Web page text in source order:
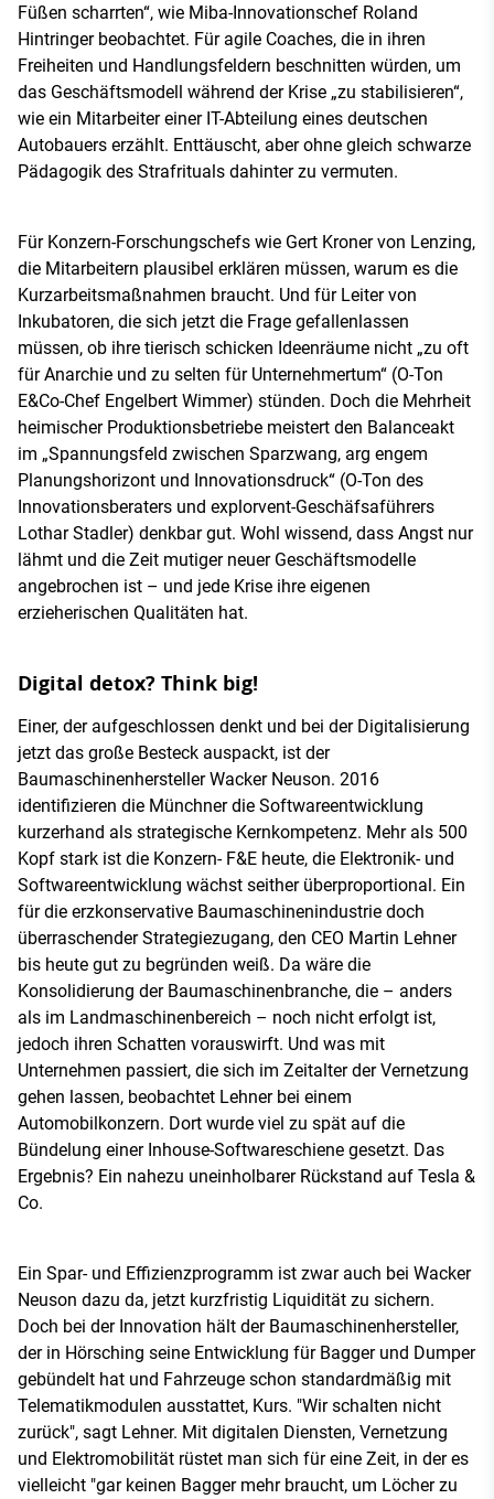
Füßen scharrten“, wie Miba-Innovationschef Roland
Hintringer beobachtet. Für agile Coaches, die in ihren
Freiheiten und Handlungsfeldern beschnitten würden, um
das Geschäftsmodell während der Krise „zu stabilisieren“,
wie ein Mitarbeiter einer IT-Abteilung eines deutschen
Autobauers erzählt. Enttäuscht, aber ohne gleich schwarze
Pädagogik des Strafrituals dahinter zu vermuten.
Für Konzern-Forschungschefs wie Gert Kroner von Lenzing,
die Mitarbeitern plausibel erklären müssen, warum es die
Kurzarbeitsmaßnahmen braucht. Und für Leiter von
Inkubatoren, die sich jetzt die Frage gefallenlassen
müssen, ob ihre tierisch schicken Ideenräume nicht „zu oft
für Anarchie und zu selten für Unternehmertum“ (O-Ton
E&Co-Chef Engelbert Wimmer) stünden. Doch die Mehrheit
heimischer Produktionsbetriebe meistert den Balanceakt
im „Spannungsfeld zwischen Sparzwang, arg engem
Planungshorizont und Innovationsdruck“ (O-Ton des
Innovationsberaters und explorvent-Geschäfsaführers
Lothar Stadler) denkbar gut. Wohl wissend, dass Angst nur
lähmt und die Zeit mutiger neuer Geschäftsmodelle
angebrochen ist – und jede Krise ihre eigenen
erzieherischen Qualitäten hat.
Digital detox? Think big!
Einer, der aufgeschlossen denkt und bei der Digitalisierung
jetzt das große Besteck auspackt, ist der
Baumaschinenhersteller Wacker Neuson. 2016
identifizieren die Münchner die Softwareentwicklung
kurzerhand als strategische Kernkompetenz. Mehr als 500
Kopf stark ist die Konzern- F&E heute, die Elektronik- und
Softwareentwicklung wächst seither überproportional. Ein
für die erzkonservative Baumaschinenindustrie doch
überraschender Strategiezugang, den CEO Martin Lehner
bis heute gut zu begründen weiß. Da wäre die
Konsolidierung der Baumaschinenbranche, die – anders
als im Landmaschinenbereich – noch nicht erfolgt ist,
jedoch ihren Schatten vorauswirft. Und was mit
Unternehmen passiert, die sich im Zeitalter der Vernetzung
gehen lassen, beobachtet Lehner bei einem
Automobilkonzern. Dort wurde viel zu spät auf die
Bündelung einer Inhouse-Softwareschiene gesetzt. Das
Ergebnis? Ein nahezu uneinholbarer Rückstand auf Tesla &
Co.
Ein Spar- und Effizienzprogramm ist zwar auch bei Wacker
Neuson dazu da, jetzt kurzfristig Liquidität zu sichern.
Doch bei der Innovation hält der Baumaschinenhersteller,
der in Hörsching seine Entwicklung für Bagger und Dumper
gebündelt hat und Fahrzeuge schon standardmäßig mit
Telematikmodulen ausstattet, Kurs. "Wir schalten nicht
zurück", sagt Lehner. Mit digitalen Diensten, Vernetzung
und Elektromobilität rüstet man sich für eine Zeit, in der es
vielleicht "gar keinen Bagger mehr braucht, um Löcher zu